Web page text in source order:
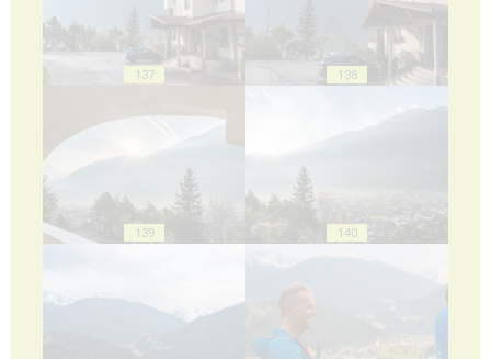
137 138
139 140